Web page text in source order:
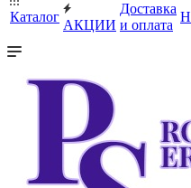
Каталог
АКЦИИ
Доставка
и оплата